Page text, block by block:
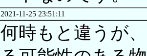
2021-11-25 23:51:11
何時もと違うが